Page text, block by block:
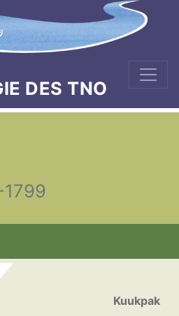
DES TNO
la
Kuukpak